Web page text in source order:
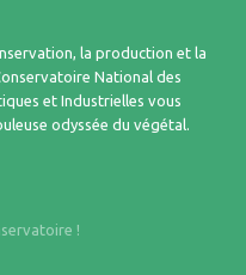
la production et la
National des
et Industrielles vous
odyssée du végétal.
!